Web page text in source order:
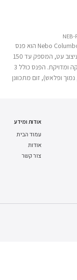
פנס כיס מיני Nebo Columbo 150 הוא פנס
בדיקה קומפקטי בעיצוב עט, המספק עד 150
לומן של תאורה חזקה ומדויקת. הפנס כולל 3
ופלאש), זום מתכוונן
אודות ומידע
עמוד הבית
אודות
צור קשר